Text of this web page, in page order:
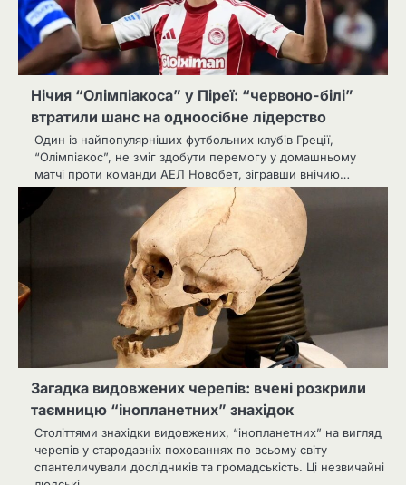
Нічия “Олімпіакоса” у Піреї: “червоно-білі”
втратили шанс на одноосібне лідерство
Один із найпопулярніших футбольних клубів Греції,
“Олімпіакос”, не зміг здобути перемогу у домашньому
матчі проти команди АЕЛ Новобет, зігравши внічию…
Загадка видовжених черепів: вчені розкрили
таємницю “інопланетних” знахідок
Століттями знахідки видовжених, “інопланетних” на вигляд
черепів у стародавніх похованнях по всьому світу
спантеличували дослідників та громадськість. Ці незвичайні